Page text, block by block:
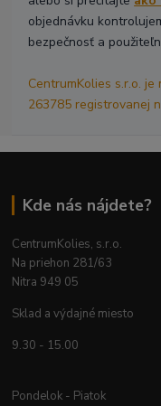
objednávku
bezpečnosť a
CentrumKolies s.r.o.
263785 registrovanej
Kde nás nájdete?
CentrumKolies, s.r.o.
Na priehon 281/63
Nitra 949 05
Sklad a výdajné miesto
9.30 - 15.00
Pondelok - Piatok